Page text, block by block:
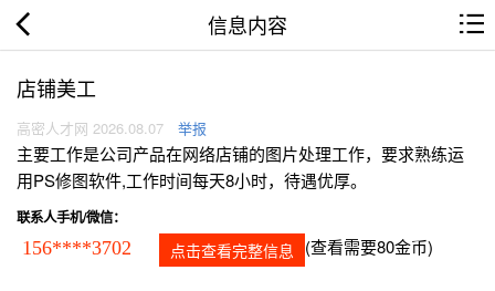
信息内容
店铺美工
高密人才网 2026.08.07 举报
主要工作是公司产品在网络店铺的图片处理工作，要求熟练运
用PS修图软件,工作时间每天8小时，待遇优厚。
联系人手机/微信：
156****3702 点击查看完整信息 (查看需要80金币)